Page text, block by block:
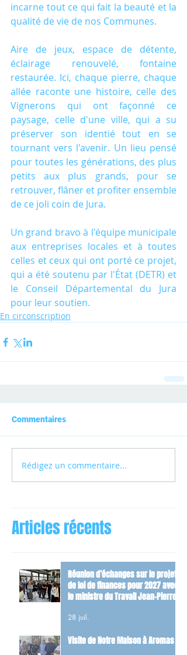
incarne tout ce qui fait la beauté et la
qualité de vie de nos Communes.
Aire de jeux, espace de détente,
éclairage renouvelé, fontaine
restaurée. Ici, chaque pierre, chaque
allée raconte une histoire, celle des
Vignerons qui ont façonné ce
paysage, celle d'une ville, qui a su
préserver son identié tout en se
tournant vers l'avenir. Un lieu pensé
pour toutes les générations, des plus
petits aux plus grands, pour se
retrouver, flâner et profiter ensemble
de ce joli coin de Jura.
Un grand bravo à l'équipe municipale
aux entreprises locales et à toutes
celles et ceux qui ont porté ce projet,
qui a été soutenu par l'État (DETR) et
le Conseil Départemental du Jura
pour leur soutien.
En circonscription
Commentaires
Rédigez un commentaire...
Articles récents
Réunion d’échanges sur le projet
de loi de finances pour 2027 avec
le ministre du Travail Jean-Pierre
28 juil.
Visite de Notre Maison à Aromas